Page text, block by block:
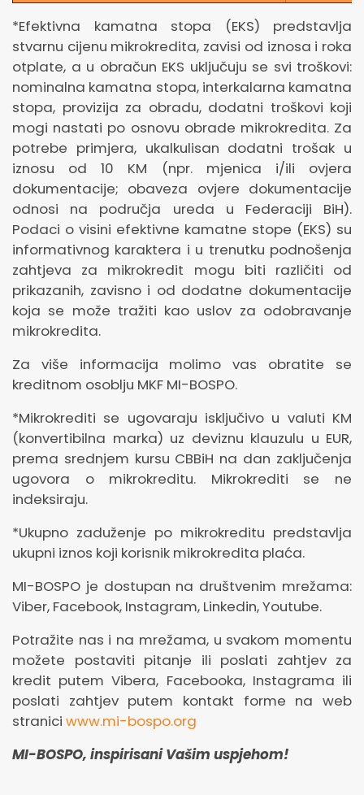
*Efektivna kamatna stopa (EKS) predstavlja
stvarnu cijenu mikrokredita, zavisi od iznosa i roka
otplate, a u obračun EKS uključuju se svi troškovi:
nominalna kamatna stopa, interkalarna kamatna
stopa, provizija za obradu, dodatni troškovi koji
mogi nastati po osnovu obrade mikrokredita. Za
potrebe primjera, ukalkulisan dodatni trošak u
iznosu od 10 KM (npr. mjenica i/ili ovjera
dokumentacije; obaveza ovjere dokumentacije
odnosi na područja ureda u Federaciji BiH).
Podaci o visini efektivne kamatne stope (EKS) su
informativnog karaktera i u trenutku podnošenja
zahtjeva za mikrokredit mogu biti različiti od
prikazanih, zavisno i od dodatne dokumentacije
koja se može tražiti kao uslov za odobravanje
mikrokredita.
Za više informacija molimo vas obratite se
kreditnom osoblju MKF MI-BOSPO.
*Mikrokrediti se ugovaraju isključivo u valuti KM
(konvertibilna marka) uz deviznu klauzulu u EUR,
prema srednjem kursu CBBiH na dan zaključenja
ugovora o mikrokreditu. Mikrokrediti se ne
indeksiraju.
*Ukupno zaduženje po mikrokreditu predstavlja
ukupni iznos koji korisnik mikrokredita plaća.
MI-BOSPO je dostupan na društvenim mrežama:
Viber, Facebook, Instagram, Linkedin, Youtube.
Potražite nas i na mrežama, u svakom momentu
možete postaviti pitanje ili poslati zahtjev za
kredit putem Vibera, Facebooka, Instagrama ili
poslati zahtjev putem kontakt forme na web
stranici www.mi-bospo.org
MI-BOSPO, inspirisani Vašim uspjehom!